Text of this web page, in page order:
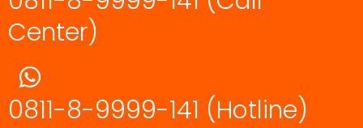
Center)
0811-8-9999-141 (Hotline)